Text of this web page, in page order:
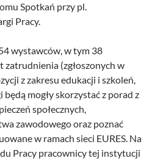
Spotkań przy pl.
Pracy.
wystawców, w tym 38
(zgłoszonych w
z zakresu edukacji i szkoleń,
mogły skorzystać z porad z
społecznych,
zawodowego oraz poznać
w ramach sieci EURES. Na
Pracy pracownicy tej instytucji